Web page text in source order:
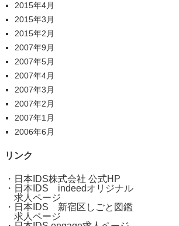
2015年4月
2015年3月
2015年2月
2007年9月
2007年5月
2007年4月
2007年3月
2007年2月
2007年1月
2006年6月
リンク
・ 日本IDS株式会社 公式HP
・ 日本IDS indeedオリジナル
求人ページ
・ 日本IDS 新宿区しごと図鑑
求人ページ